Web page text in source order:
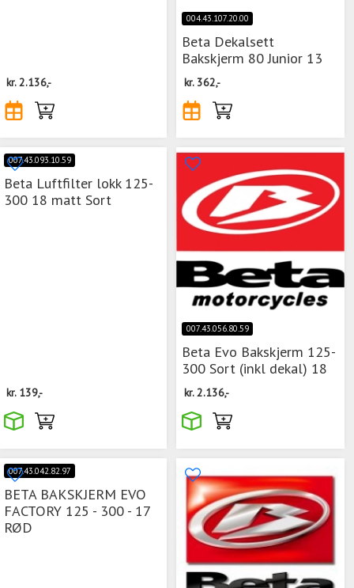
kr.2.136,-
004.43.107.20.00
Beta Dekalsett
Bakskjerm 80 Junior 13
kr. 362,-
007.43.093.10.59
Beta Luftfilter lokk 125-
300 18 matt Sort
kr. 139,-
007.43.056.80.59
Beta Evo Bakskjerm 125-
300 Sort (inkl dekal) 18
kr.2.136,-
007.43.042.82.97
BETA BAKSKJERM EVO
FACTORY 125 - 300 - 17
RØD